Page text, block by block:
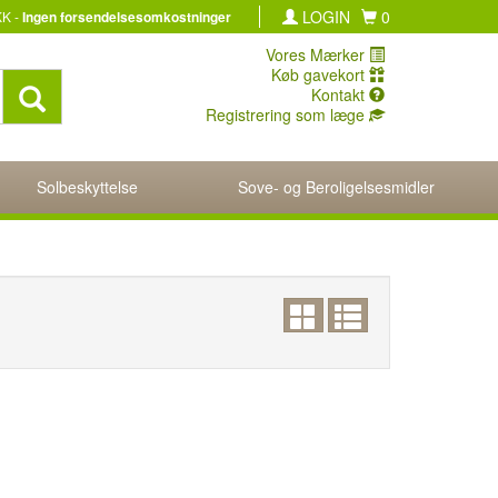
-Ingen forsendelsesomkostninger LOGIN
0
Vores Mærker
Køb gavekort
Kontakt
Registrering som læge
Solbeskyttelse Sove- og Beroligelsesmidler